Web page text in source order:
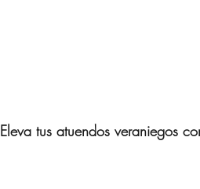
Eleva tus atuendos veraniegos